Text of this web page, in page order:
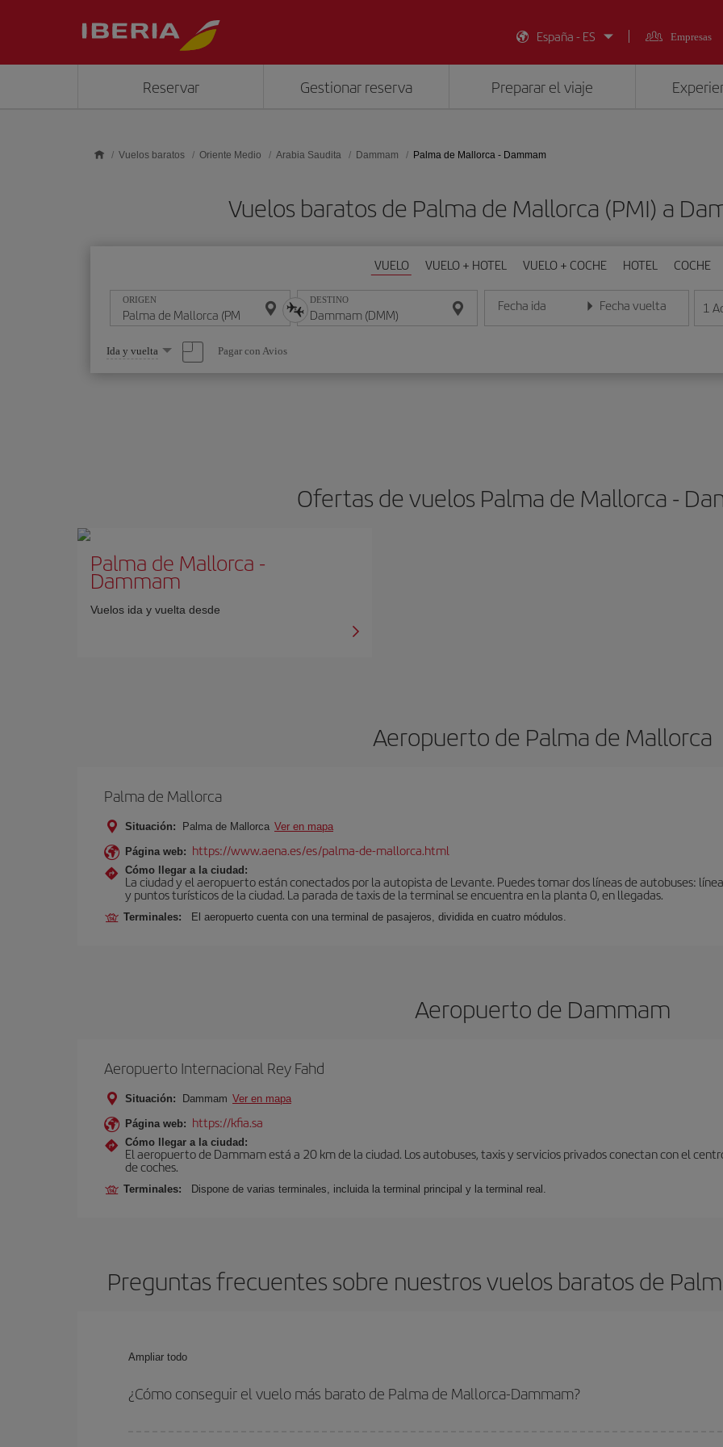
España - ES
Empresas
Reservar Gestionar reserva Preparar el viaje
Vuelos baratos Oriente Medio Arabia Saudita Dammam Palma de Mallorca - Dammam
Vuelos baratos de Palma de Mallorca (PMI) a
VUELO VUELO + HOTEL VUELO + COCHE HOTEL COCHE
ORIGEN DESTINO Fecha ida
Introduce la fecha en formato día/mes/año
Fecha vuelta
Introduce la fecha en 1
Seleccione
una
opción
Ida y vuelta Pagar con Avios
Ofertas de vuelos Palma de Mallorca -
Palma de Mallorca -
Dammam
Vuelos ida y vuelta desde
Aeropuerto de Palma de Mallorca
Palma de Mallorca
Situación: Palma de Mallorca Ver en mapa
Página web: https://www.aena.es/es/palma-de-mallorca.html
Cómo llegar a la ciudad:
La ciudad y el aeropuerto están conectados por la autopista de Levante. Puedes tomar dos líneas de autobuses:
y puntos turísticos de la ciudad. La parada de taxis de la terminal se encuentra en la planta 0, en llegadas.
Terminales: El aeropuerto cuenta con una terminal de pasajeros, dividida en cuatro módulos.
Aeropuerto de Dammam
Aeropuerto Internacional Rey Fahd
Situación: Dammam Ver en mapa
Página web: https://kfia.sa
Cómo llegar a la ciudad:
El aeropuerto de Dammam está a 20 km de la ciudad. Los autobuses, taxis y servicios privados conectan con el
de coches.
Terminales: Dispone de varias terminales, incluida la terminal principal y la terminal real.
Preguntas frecuentes sobre nuestros vuelos baratos de
Ampliar todo
¿Cómo conseguir el vuelo más barato de Palma de Mallorca-Dammam?